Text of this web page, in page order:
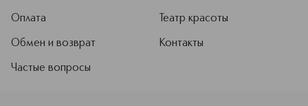
Оплата
Обмен и возврат
Частые вопросы
Театр красоты
Контакты